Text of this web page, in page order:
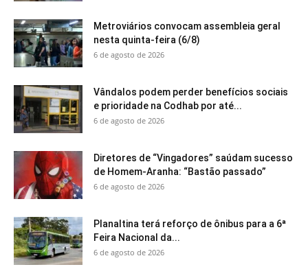
Metroviários convocam assembleia geral
nesta quinta-feira (6/8)
6 de agosto de 2026
Vândalos podem perder benefícios sociais
e prioridade na Codhab por até...
6 de agosto de 2026
Diretores de “Vingadores” saúdam sucesso
de Homem-Aranha: “Bastão passado”
6 de agosto de 2026
Planaltina terá reforço de ônibus para a 6ª
Feira Nacional da...
6 de agosto de 2026